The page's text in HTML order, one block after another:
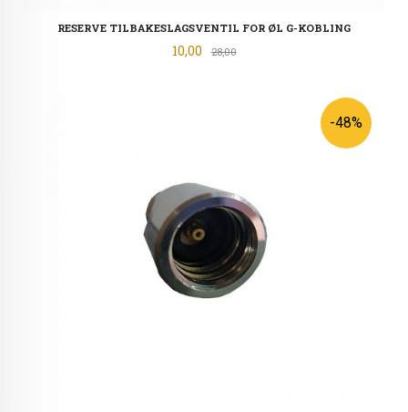
RESERVE TILBAKESLAGSVENTIL FOR ØL G-KOBLING
Tilbud
10,00 28,00Rabatt
-48%